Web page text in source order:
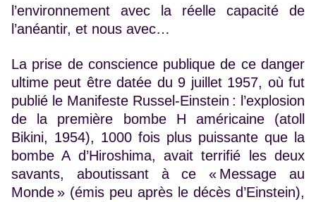
l’environnement avec la réelle capacité de
l’anéantir, et nous avec…
La prise de conscience publique de ce danger
ultime peut être datée du 9 juillet 1957, où fut
publié le Manifeste Russel-Einstein : l’explosion
de la première bombe H américaine (atoll
Bikini, 1954), 1000 fois plus puissante que la
bombe A d’Hiroshima, avait terrifié les deux
savants, aboutissant à ce « Message au
Monde » (émis peu après le décès d’Einstein),